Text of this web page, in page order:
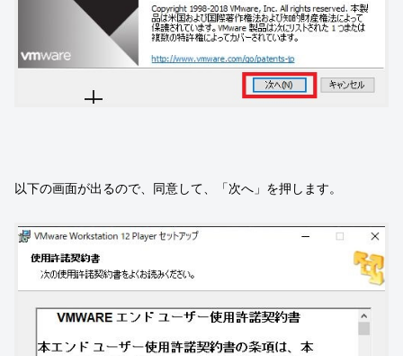
以下の画面が出るので、同意して、「次へ」を押します。